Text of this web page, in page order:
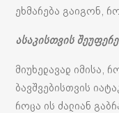
ეხმარება გაიგონ,
ასაკისთვის
მიუხედავად იმისა,
ბავშვებისთვის
როცა ის ძალიან